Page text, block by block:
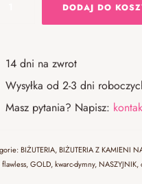
DODAJ DO
14 dni na zwrot
Wysyłka od 2-3 dni
Masz pytania? Napisz:
BIŻUTERIA,BIŻUTERIA Z KAMIENI
flawless,GOLD,kwarc-dymny,NASZYJNIK,